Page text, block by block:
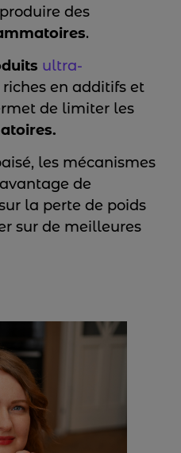
des
.
ultra-
riches en additifs et
de limiter les
les mécanismes
de
la perte de poids
sur de meilleures